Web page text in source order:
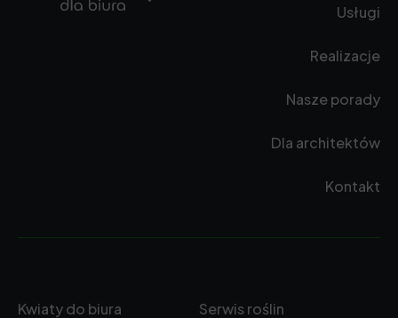
Usługi
Realizacje
Nasze porady
Dla architektów
Kontakt
Kwiaty do biura Serwis roślin